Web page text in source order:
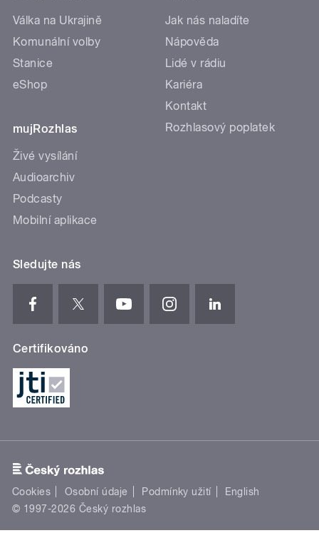
Válka na Ukrajině
Komunální volby
Stanice
eShop
mujRozhlas
Živé vysílání
Audioarchiv
Podcasty
Mobilní aplikace
Jak nás naladíte
Nápověda
Lidé v rádiu
Kariéra
Kontakt
Rozhlasový poplatek
Sledujte nás
Certifikováno
Cookies Osobní údaje Podmínky užití
English
© 1997-2026 Český rozhlas